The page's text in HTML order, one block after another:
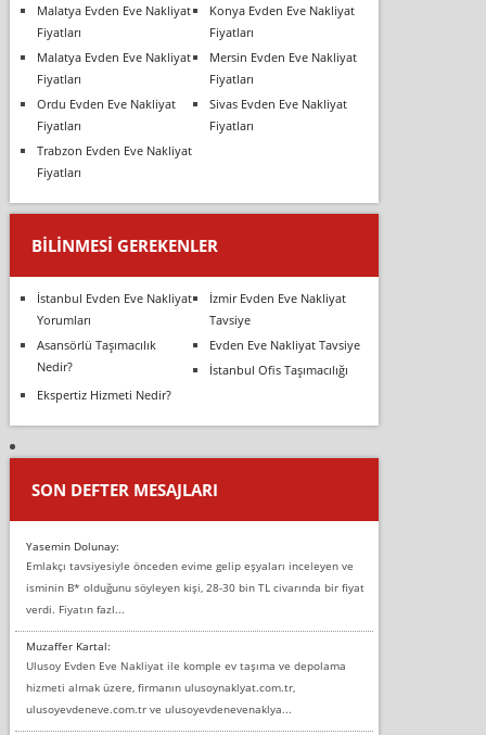
Malatya Evden Eve Nakliyat
Fiyatları
Konya Evden Eve Nakliyat
Fiyatları
Malatya Evden Eve Nakliyat
Fiyatları
Mersin Evden Eve Nakliyat
Fiyatları
Ordu Evden Eve Nakliyat
Fiyatları
Sivas Evden Eve Nakliyat
Fiyatları
Trabzon Evden Eve Nakliyat
Fiyatları
BILINMESI GEREKENLER
İstanbul Evden Eve Nakliyat
Yorumları
İzmir Evden Eve Nakliyat
Tavsiye
Asansörlü Taşımacılık
Nedir?
Evden Eve Nakliyat Tavsiye
İstanbul Ofis Taşımacılığı
Ekspertiz Hizmeti Nedir?
SON DEFTER MESAJLARI
Yasemin Dolunay:
Emlakçı tavsiyesiyle önceden evime gelip eşyaları inceleyen ve
isminin B* olduğunu söyleyen kişi, 28-30 bin TL civarında bir fiyat
verdi. Fiyatın fazl...
Muzaffer Kartal:
Ulusoy Evden Eve Nakliyat ile komple ev taşıma ve depolama
hizmeti almak üzere, firmanın ulusoynaklyat.com.tr,
ulusoyevdeneve.com.tr ve ulusoyevdenevenaklya...